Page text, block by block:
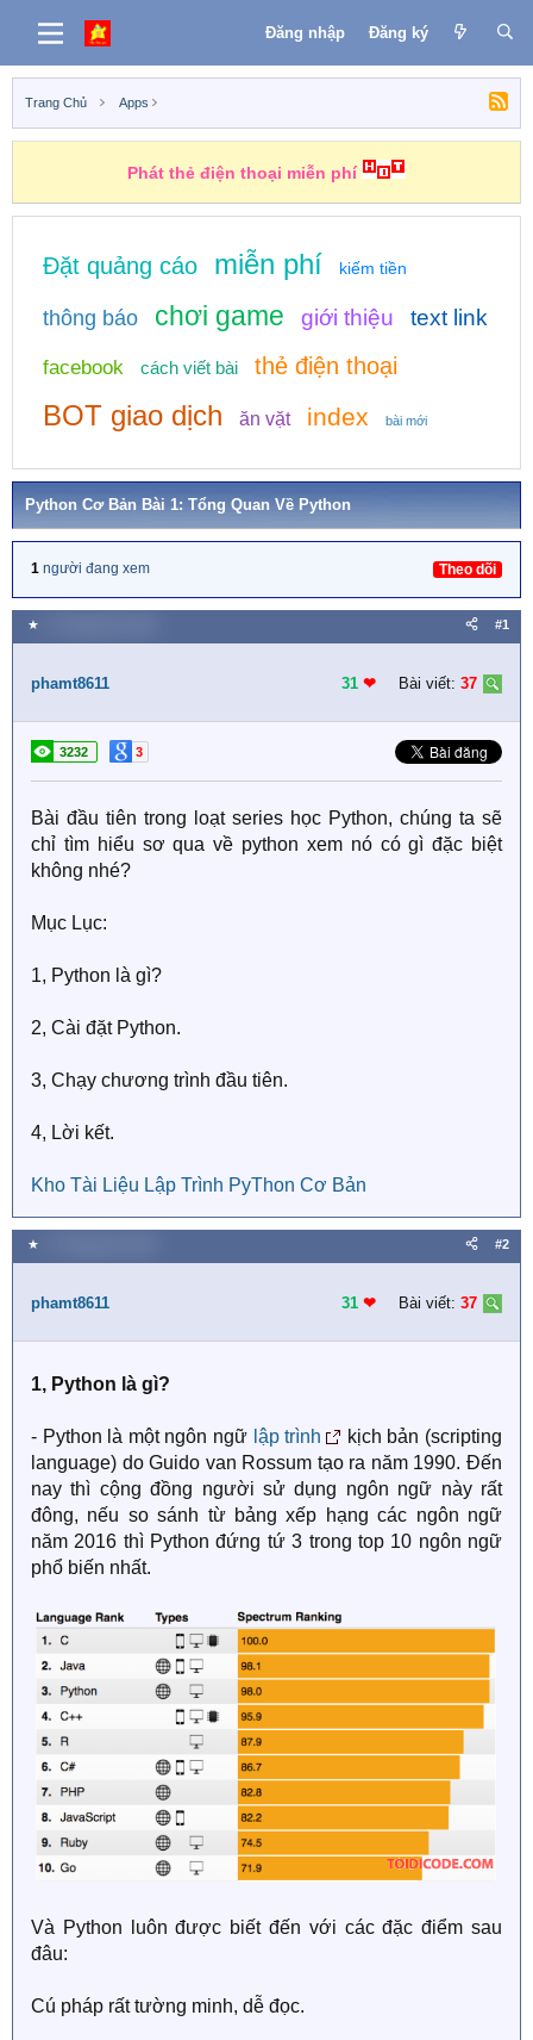
Đăng nhập Đăng ký
Trang Chủ Apps
Phát thẻ điện thoại miễn phí
Đặt quảng cáo miễn phí kiếm tiền
thông báo chơi game giới thiệu text link
facebook cách viết bài thẻ điện thoại
BOT giao dịch ăn vặt index bài mới
Python Cơ Bản Bài 1: Tổng Quan Về Python
1 người đang xem Theo dõi
★ #1
phamt8611 31 ❤︎ Bài viết: 37
3232 3
Bài đầu tiên trong loạt series học Python, chúng ta sẽ
chỉ tìm hiểu sơ qua về python xem nó có gì đặc biệt
không nhé?
Mục Lục:
1, Python là gì?
2, Cài đặt Python.
3, Chạy chương trình đầu tiên.
4, Lời kết.
Kho Tài Liệu Lập Trình PyThon Cơ Bản
★ #2
phamt8611 31 ❤︎ Bài viết: 37
1, Python là gì?
- Python là một ngôn ngữ lập trình
kịch bản (scripting
language) do Guido van Rossum tạo ra năm 1990. Đến
nay thì cộng đồng người sử dụng ngôn ngữ này rất
đông, nếu so sánh từ bảng xếp hạng các ngôn ngữ
năm 2016 thì Python đứng tứ 3 trong top 10 ngôn ngữ
phổ biến nhất.
Và Python luôn được biết đến với các đặc điểm sau
đâu:
Cú pháp rất tường minh, dễ đọc.